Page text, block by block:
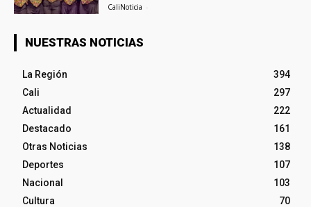
CaliNoticia -
NUESTRAS NOTICIAS
La Región
394
Cali
297
Actualidad
222
Destacado
161
Otras Noticias
138
Deportes
107
Nacional
103
Cultura
70